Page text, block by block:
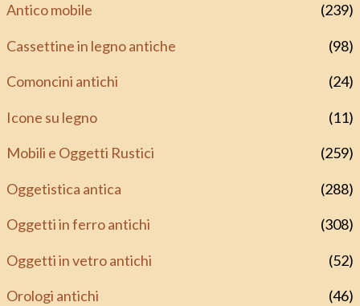
Antico mobile (239)
Cassettine in legno antiche (98)
Comoncini antichi (24)
Icone su legno (11)
Mobili e Oggetti Rustici (259)
Oggetistica antica (288)
Oggetti in ferro antichi (308)
Oggetti in vetro antichi (52)
Orologi antichi (46)